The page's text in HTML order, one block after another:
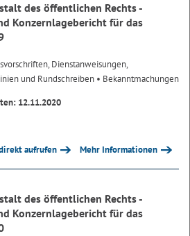
des öffentlichen Rechts -
Konzernlagebericht für das
Dienstanweisungen,
und Rundschreiben • Bekanntmachungen
12.11.2020
aufrufen Mehr Informationen
des öffentlichen Rechts -
Konzernlagebericht für das